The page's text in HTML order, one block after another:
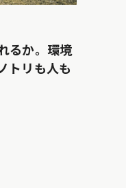
るか。環境
トリも人も